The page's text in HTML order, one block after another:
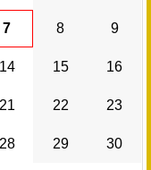
7 8 9
14 15 16
21 22 23
28 29 30